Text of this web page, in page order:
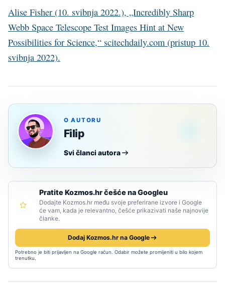
Alise Fisher (10. svibnja 2022.), „Incredibly Sharp
Webb Space Telescope Test Images Hint at New
Possibilities for Science,“ scitechdaily.com (pristup 10.
svibnja 2022).
O AUTORU
Filip
Svi članci autora
Pratite Kozmos.hr češće na Googleu
Dodajte Kozmos.hr među svoje preferirane izvore i Google
će vam, kada je relevantno, češće prikazivati naše najnovije
članke.
Dodaj Kozmos.hr na Google
Potrebno je biti prijavljen na Google račun. Odabir možete promijeniti u bilo kojem
trenutku.